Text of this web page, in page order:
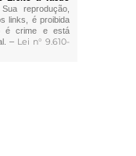
reprodução,
links, é proibida
é crime e está
– Lei n° 9.610-